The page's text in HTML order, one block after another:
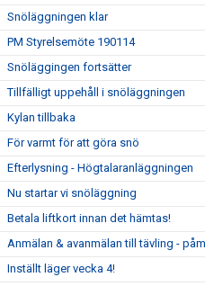
Snöläggningen klar
PM Styrelsemöte 190114
Snöläggingen fortsätter
Tillfälligt uppehåll i snöläggningen
Kylan tillbaka
För varmt för att göra snö
Efterlysning - Högtalaranläggningen
Nu startar vi snöläggning
Betala liftkort innan det hämtas!
Anmälan & avanmälan till tävling -
Inställt läger vecka 4!